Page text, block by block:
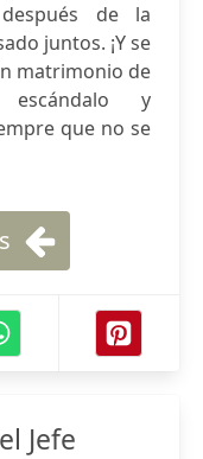
de la
juntos. ¡Y se
matrimonio de
y
que no se
Jefe